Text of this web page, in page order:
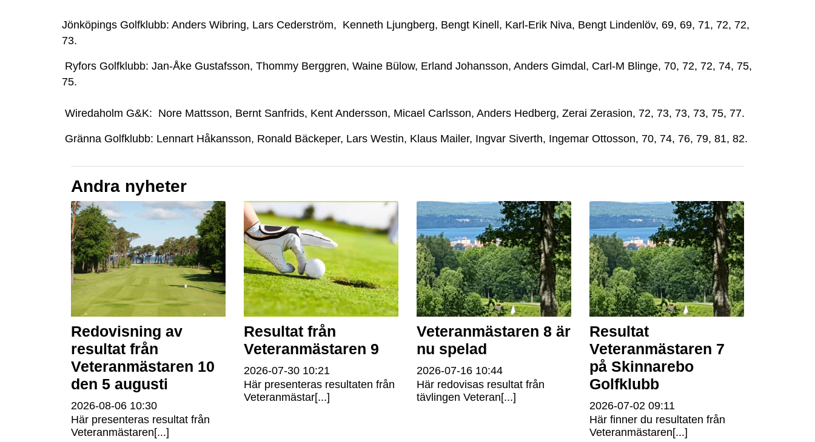
Jönköpings Golfklubb: Anders Wibring, Lars Cederström, Kenneth Ljungberg, Bengt Kinell, Karl-Erik Niva, Bengt Lindenlöv, 69, 69, 71, 72, 72,
73.
Ryfors Golfklubb: Jan-Åke Gustafsson, Thommy Berggren, Waine Bülow, Erland Johansson, Anders Gimdal, Carl-M Blinge, 70, 72, 72, 74, 75,
75.
Wiredaholm G&K: Nore Mattsson, Bernt Sanfrids, Kent Andersson, Micael Carlsson, Anders Hedberg, Zerai Zerasion, 72, 73, 73, 73, 75, 77.
Gränna Golfklubb: Lennart Håkansson, Ronald Bäckeper, Lars Westin, Klaus Mailer, Ingvar Siverth, Ingemar Ottosson, 70, 74, 76, 79, 81, 82.
Andra nyheter
Redovisning av
resultat från
Veteranmästaren 10
den 5 augusti
2026-08-06 10:30
Här presenteras resultat från
Veteranmästaren[...]
Resultat från
Veteranmästaren 9
2026-07-30 10:21
Här presenteras resultaten från
Veteranmästar[...]
Veteranmästaren 8 är
nu spelad
2026-07-16 10:44
Här redovisas resultat från
tävlingen Veteran[...]
Resultat
Veteranmästaren 7
på Skinnarebo
Golfklubb
2026-07-02 09:11
Här finner du resultaten från
Veteranmästaren[...]